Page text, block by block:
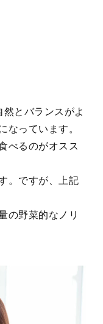
とバランスがよ
なっています。
べるのがオスス
。ですが、上記
の野菜的なノリ